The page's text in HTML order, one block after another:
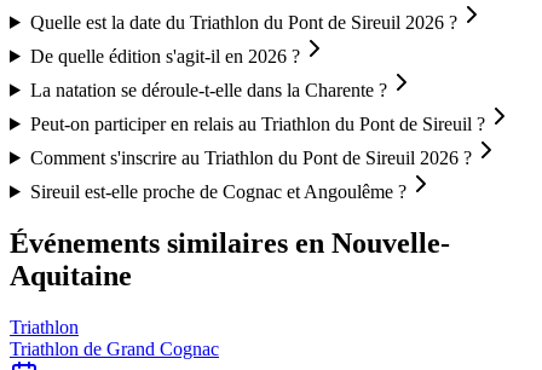
Quelle est la date du Triathlon du Pont de Sireuil 2026 ?
De quelle édition s'agit-il en 2026 ?
La natation se déroule-t-elle dans la Charente ?
Peut-on participer en relais au Triathlon du Pont de Sireuil ?
Comment s'inscrire au Triathlon du Pont de Sireuil 2026 ?
Sireuil est-elle proche de Cognac et Angoulême ?
Événements similaires en Nouvelle-
Aquitaine
Triathlon
Triathlon de Grand Cognac